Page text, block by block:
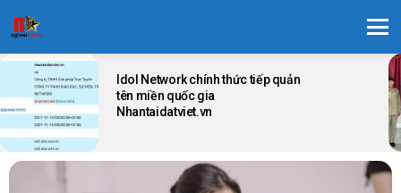
LATEST
STORIES
Idol Network chính thức tiếp quản
tên miền quốc gia
Nhantaidatviet.vn